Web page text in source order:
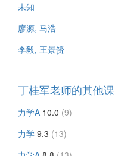
未知
廖源, 马浩
李毅, 王景赟
丁桂军老师的其他课
力学A 10.0 (9)
力学 9.3 (13)